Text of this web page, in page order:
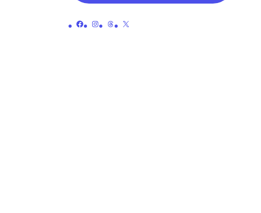
Посилання на офіційну сторінку Пенні у Facebook
Посилання на офіційну сторінку Пенні в Instagram
Посилання на офіційну сторінку Пенні з ниткамиПосилання на офіційну сторінку Пенні на X (раніше Twitter)